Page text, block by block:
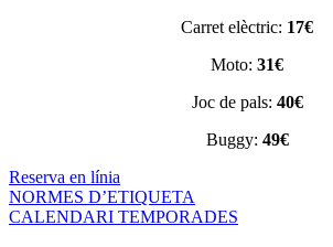
Carret elèctric: 17€
Moto: 31€
Joc de pals: 40€
Buggy: 49€
Reserva en línia
NORMES D’ETIQUETA
CALENDARI TEMPORADES